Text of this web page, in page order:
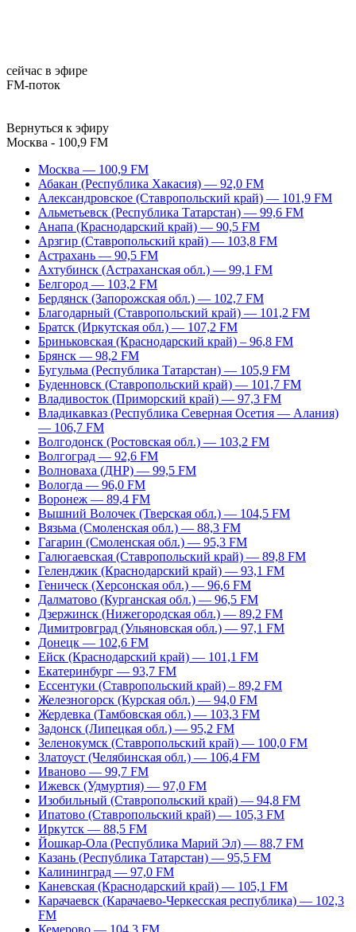
сейчас в эфире
FM-поток
Вернуться к эфиру
Москва - 100,9 FM
Москва — 100,9 FM
Абакан (Республика Хакасия) — 92,0 FM
Александровское (Ставропольский край) — 101,9 FM
Альметьевск (Республика Татарстан) — 99,6 FM
Анапа (Краснодарский край) — 90,5 FM
Арзгир (Ставропольский край) — 103,8 FM
Астрахань — 90,5 FM
Ахтубинск (Астраханская обл.) — 99,1 FM
Белгород — 103,2 FM
Бердянск (Запорожская обл.) — 102,7 FM
Благодарный (Ставропольский край) — 101,2 FM
Братск (Иркутская обл.) — 107,2 FM
Бриньковская (Краснодарский край) – 96,8 FM
Брянск — 98,2 FM
Бугульма (Республика Татарстан) — 105,9 FM
Буденновск (Ставропольский край) — 101,7 FM
Владивосток (Приморский край) — 97,3 FM
Владикавказ (Республика Северная Осетия — Алания)
— 106,7 FM
Волгодонск (Ростовская обл.) — 103,2 FM
Волгоград — 92,6 FM
Волноваха (ДНР) — 99,5 FM
Вологда — 96,0 FM
Воронеж — 89,4 FM
Вышний Волочек (Тверская обл.) — 104,5 FM
Вязьма (Смоленская обл.) — 88,3 FM
Гагарин (Смоленская обл.) — 95,3 FM
Галюгаевская (Ставропольский край) — 89,8 FM
Геленджик (Краснодарский край) — 93,1 FM
Геническ (Херсонская обл.) — 96,6 FM
Далматово (Курганская обл.) — 96,5 FM
Дзержинск (Нижегородская обл.) — 89,2 FM
Димитровград (Ульяновская обл.) — 97,1 FM
Донецк — 102,6 FM
Ейск (Краснодарский край) — 101,1 FM
Екатеринбург — 93,7 FM
Ессентуки (Ставропольский край) – 89,2 FM
Железногорск (Курская обл.) — 94,0 FM
Жердевка (Тамбовская обл.) — 103,3 FM
Задонск (Липецкая обл.) — 95,2 FM
Зеленокумск (Ставропольский край) — 100,0 FM
Златоуст (Челябинская обл.) — 106,4 FM
Иваново — 99,7 FM
Ижевск (Удмуртия) — 97,0 FM
Изобильный (Ставропольский край) — 94,8 FM
Ипатово (Ставропольский край) — 105,3 FM
Иркутск — 88,5 FM
Йошкар-Ола (Республика Марий Эл) — 88,7 FM
Казань (Республика Татарстан) — 95,5 FM
Калининград — 97,0 FM
Каневская (Краснодарский край) — 105,1 FM
Карачаевск (Карачаево-Черкесская республика) — 102,3
FM
Кемерово — 104,3 FM